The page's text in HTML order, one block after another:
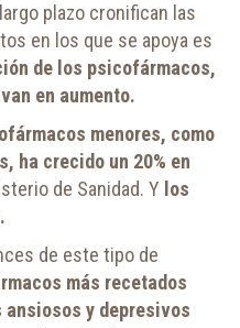
plazo cronifican las
en los que se apoya es
de los psicofármacos,
en aumento.
menores, como
ha crecido un 20% en
de Sanidad. Y los
de este tipo de
más recetados
y depresivos